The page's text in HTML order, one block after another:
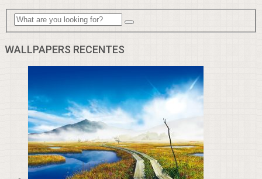
WALLPAPERS RECENTES